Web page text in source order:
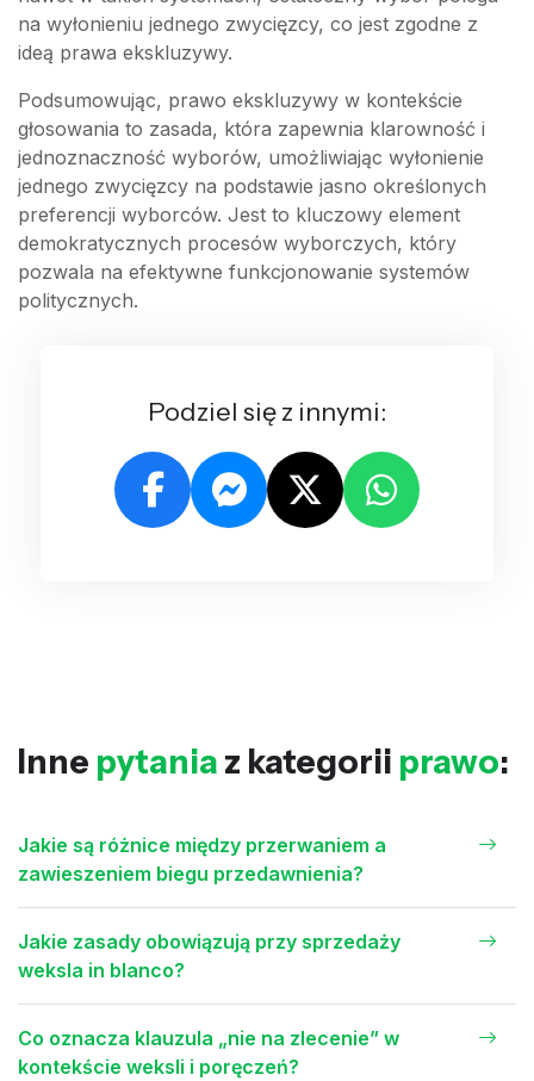
na wyłonieniu jednego zwycięzcy, co jest zgodne z
ideą prawa ekskluzywy.
Podsumowując, prawo ekskluzywy w kontekście
głosowania to zasada, która zapewnia klarowność i
jednoznaczność wyborów, umożliwiając wyłonienie
jednego zwycięzcy na podstawie jasno określonych
preferencji wyborców. Jest to kluczowy element
demokratycznych procesów wyborczych, który
pozwala na efektywne funkcjonowanie systemów
politycznych.
Podziel się z innymi:
Inne pytania z kategorii prawo:
Jakie są różnice między przerwaniem a
zawieszeniem biegu przedawnienia?
Jakie zasady obowiązują przy sprzedaży
weksla in blanco?
Co oznacza klauzula „nie na zlecenie” w
kontekście weksli i poręczeń?